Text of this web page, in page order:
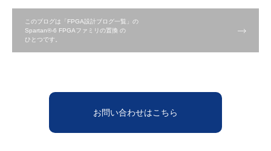
このブログは「FPGA設計ブログ一覧」の
Spartan®-6 FPGAファミリの置換 の
ひとつです。
お問い合わせはこちら